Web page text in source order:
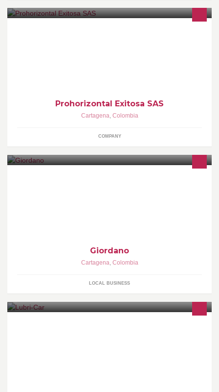
Prohorizontal Exitosa SAS
Cartagena, Colombia
COMPANY
Giordano
Cartagena, Colombia
LOCAL BUSINESS